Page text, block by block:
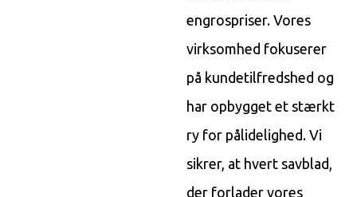
engrospriser. Vores
virksomhed fokuserer
på kundetilfredshed og
har opbygget et stærkt
ry for pålidelighed. Vi
sikrer, at hvert savblad,
der forlader vores